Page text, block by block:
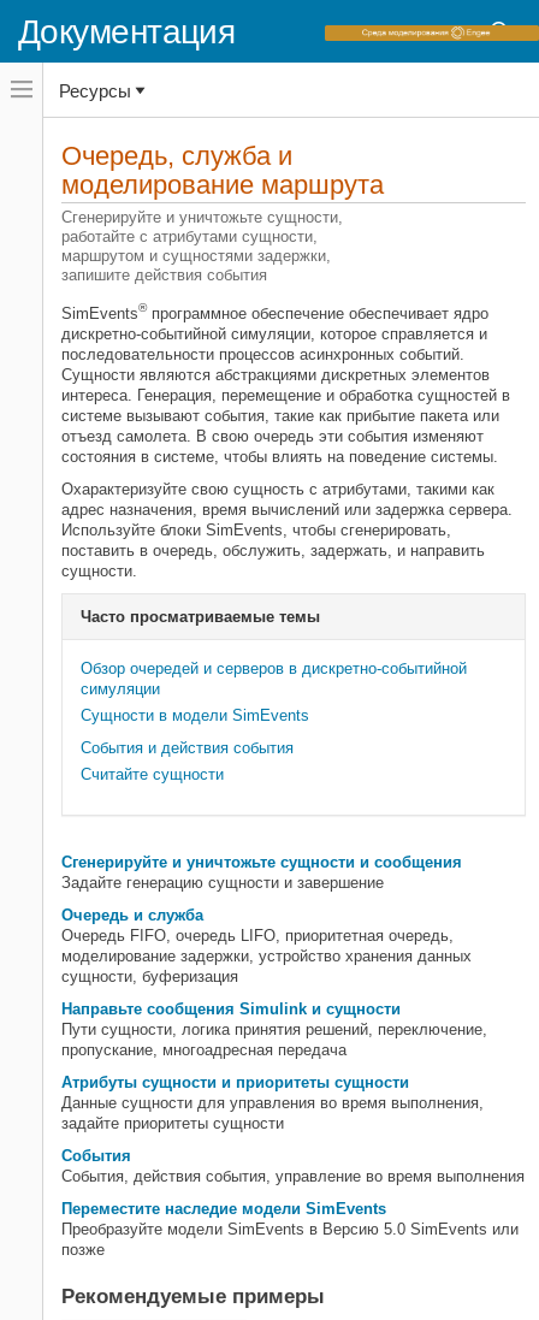
Документация
Переключатель
навигационного
меню
переключатель
навигационного
SimEvents
Категория
Начало работы с SimEvents
Очередь, служба и моделирование
Сгенерируйте и уничтожьте
сущности и сообщения
Очередь и служба
Направьте сообщения Simulink и
сущности
Атрибуты сущности и приоритеты
События
Переместите наследие модели
SimEvents
Моделирование распределения
ресурсов
Симуляция, отладка и визуализация
Интерфейс с Simulink
Авторская разработка блока
Приложения
Ресурсы
Очередь, служба и
моделирование маршрута
Сгенерируйте и уничтожьте сущности,
работайте с атрибутами сущности,
маршрутом и сущностями задержки,
запишите действия события
SimEvents®программное обеспечение обеспечивает ядро
дискретно-событийной симуляции, которое справляется и
последовательности процессов асинхронных событий.
Сущности являются абстракциями дискретных элементов
интереса. Генерация, перемещение и обработка сущностей в
системе вызывают события, такие как прибытие пакета или
отъезд самолета. В свою очередь эти события изменяют
состояния в системе, чтобы влиять на поведение системы.
Охарактеризуйте свою сущность с атрибутами, такими как
адрес назначения, время вычислений или задержка сервера.
Используйте блоки SimEvents, чтобы сгенерировать,
поставить в очередь, обслужить, задержать, и направить
сущности.
Часто просматриваемые темы
Обзор очередей и серверов в дискретно-событийной
симуляции
Сущности в модели SimEvents
События и действия события
Считайте сущности
Сгенерируйте и уничтожьте сущности и сообщения
Задайте генерацию сущности и завершение
Очередь и служба
Очередь FIFO, очередь LIFO, приоритетная очередь,
моделирование задержки, устройство хранения данных
сущности, буферизация
Направьте сообщения Simulink и сущности
Пути сущности, логика принятия решений, переключение,
пропускание, многоадресная передача
Атрибуты сущности и приоритеты сущности
Данные сущности для управления во время выполнения,
задайте приоритеты сущности
События
События, действия события, управление во время выполнения
Переместите наследие модели SimEvents
Преобразуйте модели SimEvents в Версию 5.0 SimEvents или
позже
Рекомендуемые примеры